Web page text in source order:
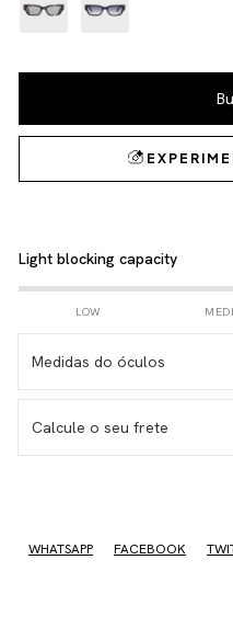
Light blocking capacity
LOW
Medidas do óculos
Calcule o seu frete
WHATSAPP
FACEBOOK